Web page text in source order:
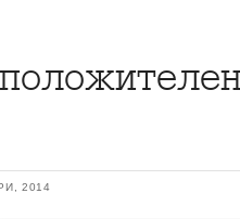
2014